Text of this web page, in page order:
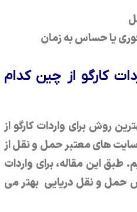
یا حساس به زمان
کارگو از چین کدام
روش برای واردات کارگو از
های معتبر حمل و نقل از
طبق این مقاله، برای واردات
حمل و نقل دریایی بهتر می